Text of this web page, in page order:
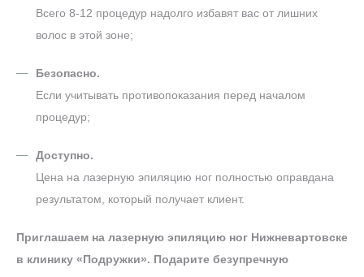
Всего 8-12 процедур надолго избавят вас от лишних
волос в этой зоне;
Безопасно.
Если учитывать противопоказания перед началом
процедур;
Доступно.
Цена на лазерную эпиляцию ног полностью оправдана
результатом, который получает клиент.
Приглашаем на лазерную эпиляцию ног Нижневартовске
в клинику «Подружки». Подарите безупречную